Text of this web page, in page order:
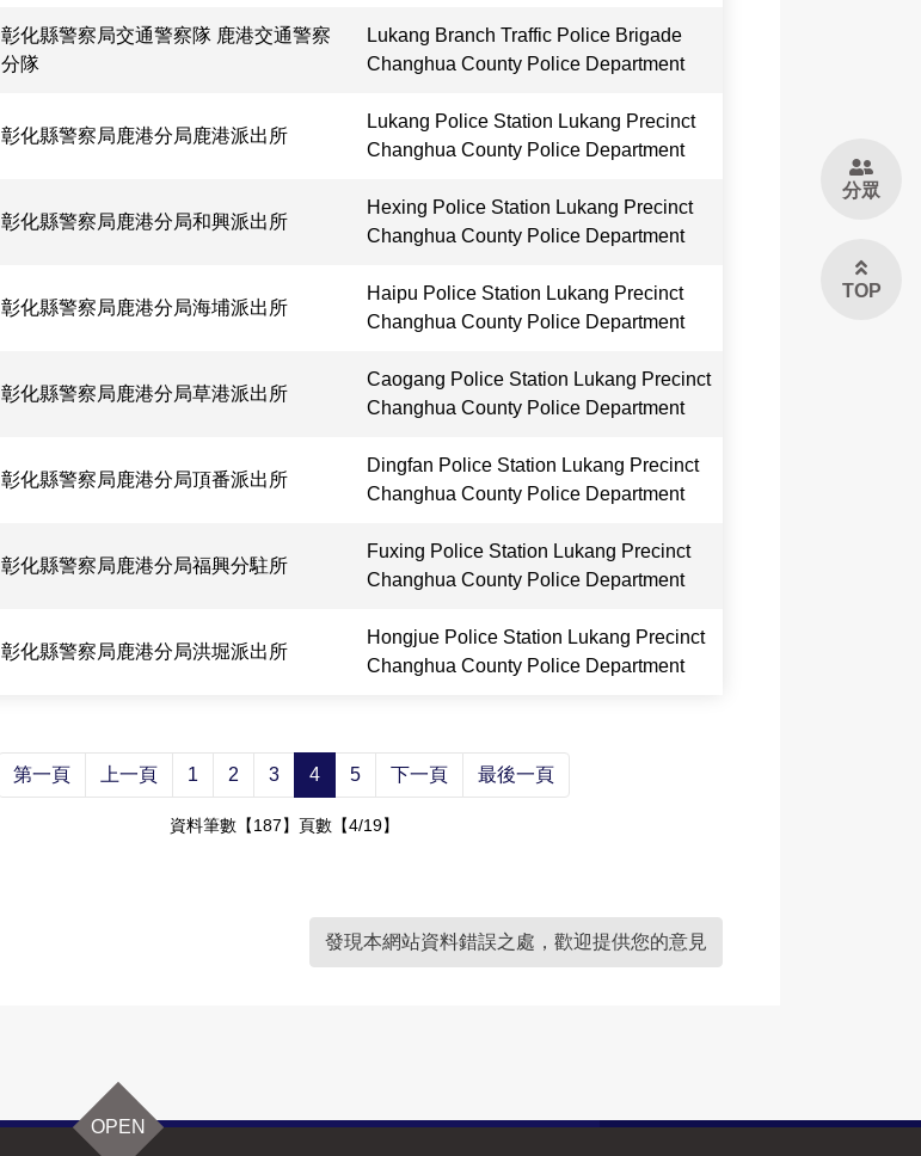
彰化縣警察局交通警察隊 鹿港交通警察
分隊
Lukang Branch Traffic Police Brigade
Changhua County Police Department
彰化縣警察局鹿港分局鹿港派出所
Lukang Police Station Lukang Precinct
Changhua County Police Department
彰化縣警察局鹿港分局和興派出所
Hexing Police Station Lukang Precinct
Changhua County Police Department
彰化縣警察局鹿港分局海埔派出所
Haipu Police Station Lukang Precinct
Changhua County Police Department
彰化縣警察局鹿港分局草港派出所
Caogang Police Station Lukang Precinct
Changhua County Police Department
彰化縣警察局鹿港分局頂番派出所
Dingfan Police Station Lukang Precinct
Changhua County Police Department
彰化縣警察局鹿港分局福興分駐所
Fuxing Police Station Lukang Precinct
Changhua County Police Department
彰化縣警察局鹿港分局洪堀派出所
Hongjue Police Station Lukang Precinct
Changhua County Police Department
第一頁 上一頁 1 2 3 4 5 下一頁 最後一頁
資料筆數【187】頁數【4/19】
發現本網站資料錯誤之處，歡迎提供您的意見
OPEN
分眾
TOP